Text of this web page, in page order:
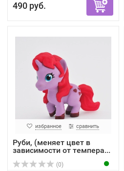
490 руб.
избранное сравнить
Руби, (меняет цвет в
зависимости от темпера...
(0)